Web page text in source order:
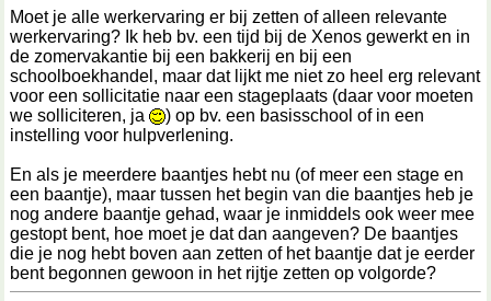
Moet je alle werkervaring er bij zetten of alleen relevante
werkervaring? Ik heb bv. een tijd bij de Xenos gewerkt en in
de zomervakantie bij een bakkerij en bij een
schoolboekhandel, maar dat lijkt me niet zo heel erg relevant
voor een sollicitatie naar een stageplaats (daar voor moeten
we solliciteren, ja
) op bv. een basisschool of in een
instelling voor hulpverlening.
En als je meerdere baantjes hebt nu (of meer een stage en
een baantje), maar tussen het begin van die baantjes heb je
nog andere baantje gehad, waar je inmiddels ook weer mee
gestopt bent, hoe moet je dat dan aangeven? De baantjes
die je nog hebt boven aan zetten of het baantje dat je eerder
bent begonnen gewoon in het rijtje zetten op volgorde?